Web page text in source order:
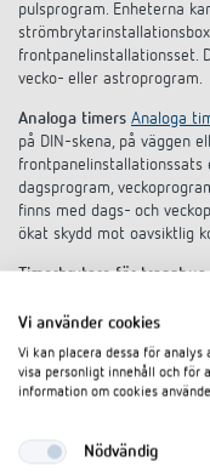
pulsprogram. Enheterna
frontpanelinstallationsset.
vecko- eller astroprogram.
Analoga timers Analoga
på DIN-skena, på väggen
dagsprogram,
finns med dags- och
ökat skydd mot oavsiktlig
Timerbrytare för trapphus
bland trappljustimern
trappljustidsbrytare kan
portföljen ingår även
för omkoppling av ökade
kontinuerligt justerbar
skymningsbrytare
Vi använder cookies
Vi kan placera dessa för
visa personligt innehåll och för
information om cookies
Nödvändig